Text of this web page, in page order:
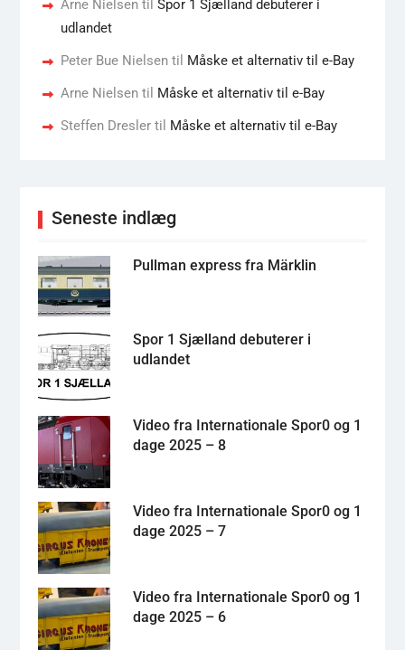
Arne Nielsentil Spor 1 Sjælland debuterer i
udlandet
Peter Bue Nielsentil Måske et alternativ til e-Bay
Arne Nielsentil Måske et alternativ til e-Bay
Steffen Dreslertil Måske et alternativ til e-Bay
Seneste indlæg
Pullman express fra Märklin
Spor 1 Sjælland debuterer i
udlandet
Video fra Internationale Spor0 og 1
dage 2025 – 8
Video fra Internationale Spor0 og 1
dage 2025 – 7
Video fra Internationale Spor0 og 1
dage 2025 – 6